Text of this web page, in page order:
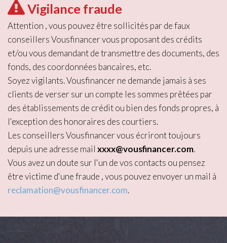
Vigilance fraude
Attention , vous pouvez être sollicités par de faux
conseillers Vousfinancer vous proposant des crédits
et/ou vous demandant de transmettre des documents, des
fonds, des coordonnées bancaires, etc.
Soyez vigilants. Vousfinancer ne demande jamais à ses
clients de verser sur un compte les sommes prêtées par
des établissements de crédit ou bien des fonds propres, à
l'exception des honoraires des courtiers.
Les conseillers Vousfinancer vous écriront toujours
depuis une adresse mail xxxx@vousfinancer.com.
Vous avez un doute sur l'un de vos contacts ou pensez
être victime d'une fraude , vous pouvez envoyer un mail à
reclamation@vousfinancer.com.